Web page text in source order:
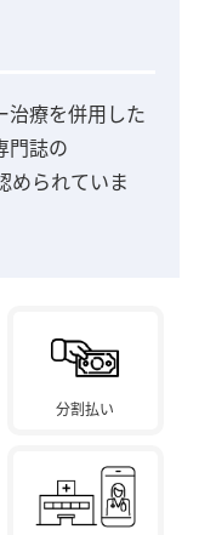
治療を併用した
門誌の
められていま
分割払い